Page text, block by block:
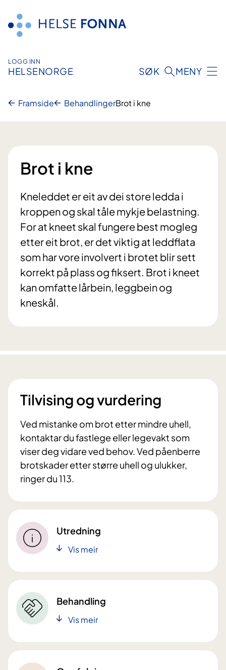
innhald
LOGG INN
HELSENORGE SØK MENY
Framside BehandlingerBrot i kne
Brot i kne
Kneleddet er eit av dei store ledda i
kroppen og skal tåle mykje belastning.
For at kneet skal fungere best mogleg
etter eit brot, er det viktig at leddflata
som har vore involvert i brotet blir sett
korrekt på plass og fiksert. Brot i kneet
kan omfatte lårbein, leggbein og
kneskål.
Tilvising og vurdering
Ved mistanke om brot etter mindre uhell,
kontaktar du fastlege eller legevakt som
viser deg vidare ved behov. Ved påenberre
brotskader etter større uhell og ulukker,
ringer du 113.
Utredning
Vis meir
Behandling
Vis meir